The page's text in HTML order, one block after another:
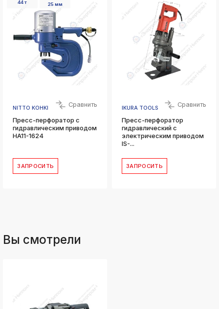
44 т 25 мм
NITTO KOHKI Сравнить
Пресс-перфоратор с
гидравлическим приводом
HA11-1624
ЗАПРОСИТЬ
IKURA TOOLS Сравнить
Пресс-перфоратор
гидравлический с
электрическим приводом
IS-...
ЗАПРОСИТЬ
Вы смотрели